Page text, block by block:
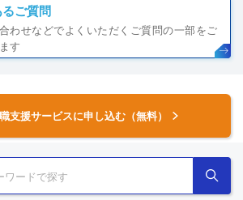
ご質問
わせなどでよくいただくご質問の一部をご
す
支援サービスに申し込む（無料）